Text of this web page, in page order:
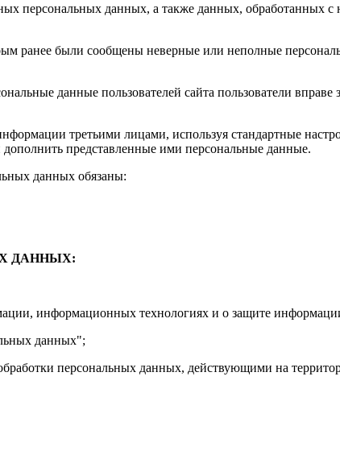
персональных данных, а также данных, обработанных
ранее были сообщены неверные или неполные
данные пользователей сайта пользователи
третьими лицами, используя стандартные
дополнить представленные ими персональные данные.
данных обязаны:
ДАННЫХ:
информационных технологиях и о защите
данных";
персональных данных, действующими на